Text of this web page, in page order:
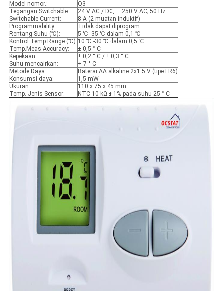
Model nomor.:
Q3
Tegangan Switchable:
24 V AC / DC, ... 250 V AC; 50 Hz
Switchable Current:
8 A (2 muatan induktif)
Programmability:
Tidak dapat diprogram
Rentang Suhu (℃):
5 ℃ -35 ℃ dalam 0,1 ℃
Kontrol Temp.Range (℃): 10 ℃ -30 ℃ dalam 0,5 ℃
Temp.Meas.Accuracy:
± 0,5 ° C
Kepekaan:
± 0,2 ° C / ± 0,3 ° C
Suhu mencairkan:
+ 7 ° C
Metode Daya:
Baterai AA alkaline 2x1.5 V (tipe LR6)
Konsumsi daya:
1,5 mW
Ukuran:
110 x 75 x 45 mm
Temp. Jenis Sensor:
NTC 10 kΩ ± 1% pada suhu 25 ° C